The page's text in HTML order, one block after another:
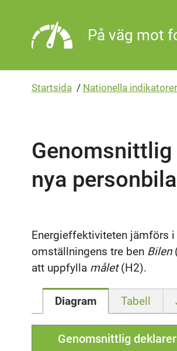
På väg mot
Startsida / Nationella indikatorer
nya
Energieffektiviteten jämförs
omställningens tre ben Bilen
att uppfylla målet(H2).
Diagram Tabell
Genomsnittlig